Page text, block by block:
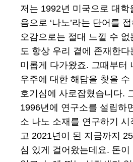
저는 1992년 미국으로 대학
음으로 ‘나노’라는 단어를
오감으로는 절대 느낄 수 없
도 항상 우리 곁에 존재한
미롭게 다가왔죠. 그때부터
우주에 대한 해답을 찾을
호기심에 사로잡혔습니다.
1996년에 연구소를 설립하
소 나노 소재를 연구하기 시
고 2021년이 된 지금까지
심 있게 걸어왔는데요. 돈이